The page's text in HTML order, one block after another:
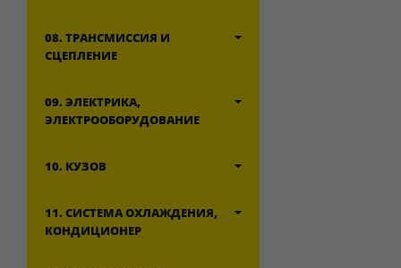
08. ТРАНСМИССИЯ И
СЦЕПЛЕНИЕ
09. ЭЛЕКТРИКА,
ЭЛЕКТРООБОРУДОВАНИЕ
10. КУЗОВ
11. СИСТЕМА ОХЛАЖДЕНИЯ,
КОНДИЦИОНЕР